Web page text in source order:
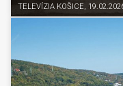
TELEVÍZIA KOŠICE,